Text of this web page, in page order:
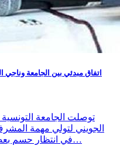
اتفاق مبدئي بين الجامعة وناجي
توصلت الجامعة
الجويني لتولي مهمة
في انتظار حسم بعض التفاصيل واستكمال الاتفاق بشكل…